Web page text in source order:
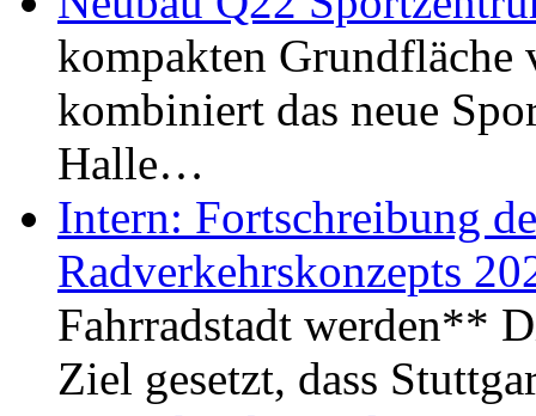
kompakten Grundfläche
kombiniert das neue
Halle…
Intern: Fortschreibung
Radverkehrskonzepts
Fahrradstadt werden**
Ziel gesetzt, dass